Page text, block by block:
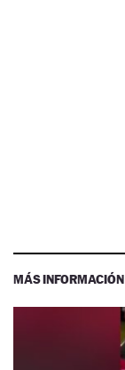
MÁS INFORMACIÓN